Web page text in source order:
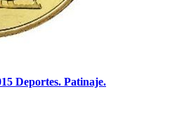
Deportes. Patinaje.